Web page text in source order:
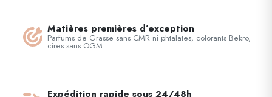
Matières premières d’exception
Parfums de Grasse sans CMR ni phtalates, colorants Bekro,
cires sans OGM.
Expédition rapide sous 24/48h